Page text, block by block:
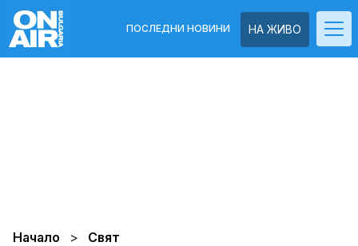
НА ЖИВО
ПОСЛЕДНИ НОВИНИ
Начало Свят